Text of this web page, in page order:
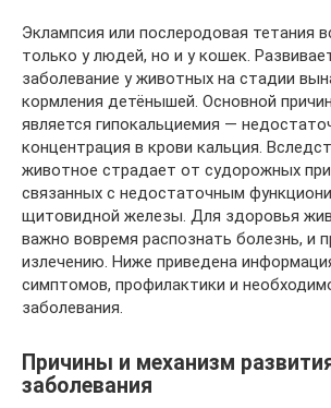
Эклампсия или послеродовая тетания
только у людей, но и у кошек.
заболевание у животных на стадии
кормления детёнышей. Основной
является гипокальциемия —
концентрация в крови кальция.
животное страдает от судорожных
связанных с недостаточным
щитовидной железы. Для здоровья
важно вовремя распознать болезнь, и
излечению. Ниже приведена
симптомов, профилактики и
заболевания.
Причины и механизм
заболевания